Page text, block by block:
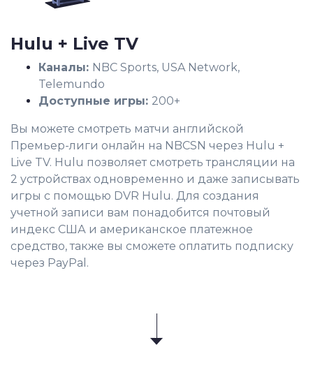
Hulu + Live TV
Каналы: NBC Sports, USA Network,
Telemundo
Доступные игры: 200+
Вы можете смотреть матчи английской
Премьер-лиги онлайн на NBCSN через Hulu +
Live TV. Hulu позволяет смотреть трансляции на
2 устройствах одновременно и даже записывать
игры с помощью DVR Hulu. Для создания
учетной записи вам понадобится почтовый
индекс США и американское платежное
средство, также вы сможете оплатить подписку
через PayPal.